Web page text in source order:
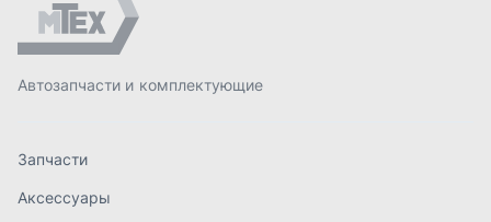
Спецпредложения
Доставка и оплата
Контакты